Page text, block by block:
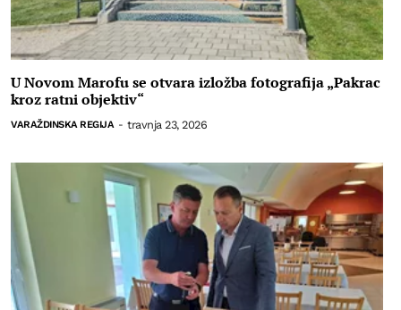
U Novom Marofu se otvara izložba fotografija „Pakrac
kroz ratni objektiv“
VARAŽDINSKA REGIJA - travnja 23, 2026